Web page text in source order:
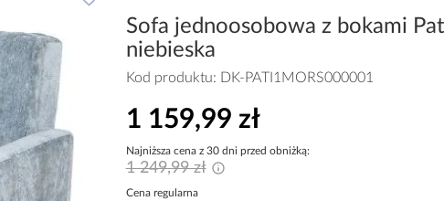
Sofa jednoosobowa z bokami
niebieska
Kod produktu: DK-PATI1MORS000001
1 159,99 zł
Najniższa cena z 30 dni przed obniżką:
1 249,99 zł
Cena regularna